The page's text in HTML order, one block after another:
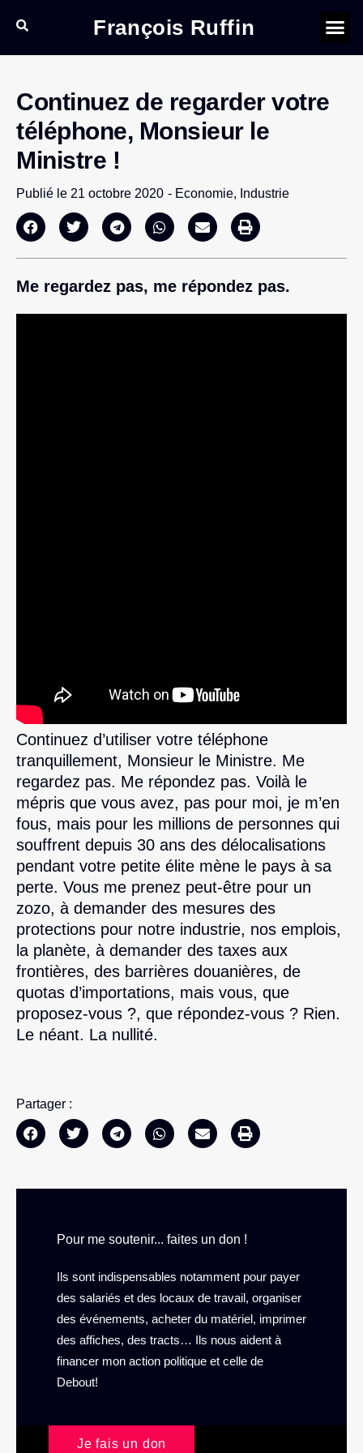
François Ruffin
Continuez de regarder votre
téléphone, Monsieur le
Ministre !
Publié le 21 octobre 2020 - Economie, Industrie
Me regardez pas, me répondez pas.
Continuez d’utiliser votre téléphone
tranquillement, Monsieur le Ministre. Me
regardez pas. Me répondez pas. Voilà le
mépris que vous avez, pas pour moi, je m’en
fous, mais pour les millions de personnes qui
souffrent depuis 30 ans des délocalisations
pendant votre petite élite mène le pays à sa
perte. Vous me prenez peut-être pour un
zozo, à demander des mesures des
protections pour notre industrie, nos emplois,
la planète, à demander des taxes aux
frontières, des barrières douanières, de
quotas d’importations, mais vous, que
proposez-vous ?, que répondez-vous ? Rien.
Le néant. La nullité.
Partager :
Pour me soutenir... faites un don !
Ils sont indispensables notamment pour payer
des salariés et des locaux de travail, organiser
des événements, acheter du matériel, imprimer
des affiches, des tracts… Ils nous aident à
financer mon action politique et celle de
Debout!
Je fais un don